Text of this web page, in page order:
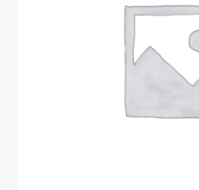
Юридические данные